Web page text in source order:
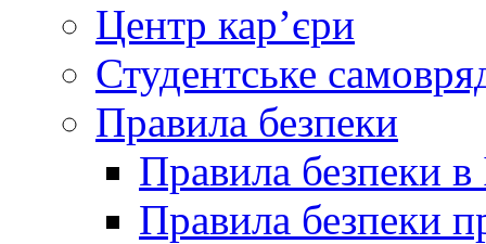
Центр кар’єри
Студентське
Правила безпеки
Правила безпеки в
Правила безпеки